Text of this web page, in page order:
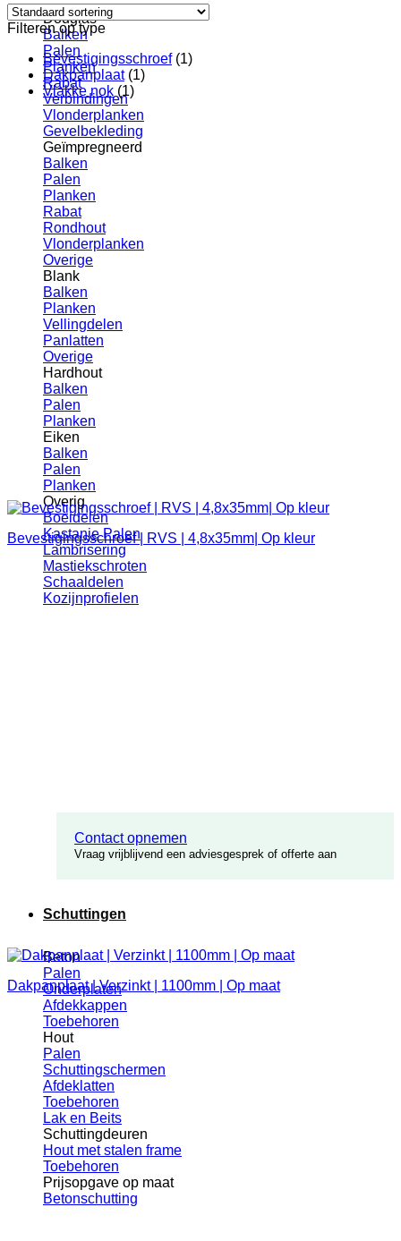
Douglas
Balken
Palen
Planken
Rabat
Verbindingen
Vlonderplanken
Gevelbekleding
Geïmpregneerd
Balken
Palen
Planken
Rabat
Rondhout
Vlonderplanken
Overige
Blank
Balken
Planken
Vellingdelen
Panlatten
Overige
Hardhout
Balken
Palen
Planken
Eiken
Balken
Palen
Planken
Overig
Boeidelen
Kastanje Palen
Lambrisering
Mastiekschroten
Schaaldelen
Kozijnprofielen
Contact opnemen
Vraag vrijblijvend een adviesgesprek of offerte aan
Schuttingen
Beton
Palen
Onderplaten
Afdekkappen
Toebehoren
Hout
Palen
Schuttingschermen
Afdeklatten
Toebehoren
Lak en Beits
Schuttingdeuren
Hout met stalen frame
Toebehoren
Prijsopgave op maat
Betonschutting
Filteren op type
Bevestigingsschroef (1)
Dakpanplaat (1)
Vlakke nok (1)
Bevestigingsschroef | RVS | 4,8x35mm| Op kleur
Dakpanplaat | Verzinkt | 1100mm | Op maat